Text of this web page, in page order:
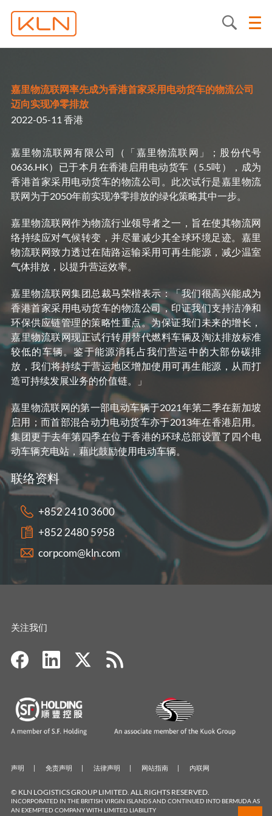
嘉里物流联网率先成为香港首家采用电动货车的物流公司
迈向实现净零排放
2022-05-11 香港
嘉里物流联网有限公司（「嘉里物流联网」；股份代号
0636.HK）已于本月在香港启用电动货车（5.5吨），成为
香港首家采用电动货车的物流公司。此次试行是嘉里物流
联网为于2050年前实现净零排放的绿化策略其中一步。
嘉里物流联网作为物流行业领导者之一，旨在使其物流网
络持续应对气候转变，并尽量减少其全球环境足迹。嘉里
物流联网致力透过在陆路运输采用可再生能源，减少温室
气体排放，以提升营运效率。
嘉里物流联网集团总裁马荣楷表示：「我们很高兴能成为
香港首家采用电动货车的物流公司，印证我们支持洁净和
环保供应链管理的策略性重点。为保证我们未来的增长，
嘉里物流联网现正试行转用替代燃料车辆及淘汰排放标准
较低的车辆。鉴于能源消耗占我们营运中的大部份碳排
放，我们将持续于营运地区增加使用可再生能源，从而打
造可持续发展业务的价值链。」
嘉里物流联网的第一部电动车辆于2021年第二季在新加坡
启用；而首部混合动力电动货车亦于2013年在香港启用。
集团更于去年第四季在位于香港的环球总部设置了四个电
动车辆充电站，藉此鼓励使用电动车辆。
联络资料
+852 2410 3600
+852 2480 5958
corpcom@kln.com
关注我们
© KLN LOGISTICS GROUP LIMITED. ALL RIGHTS RESERVED.
INCORPORATED IN THE BRITISH VIRGIN ISLANDS AND CONTINUED INTO BERMUDA AS
AN EXEMPTED COMPANY WITH LIMITED LIABILITY
声明 免责声明 法律声明 网站指南 内联网